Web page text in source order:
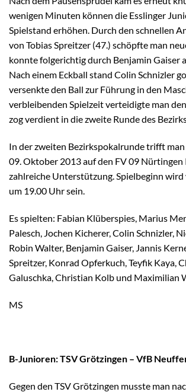
wenigen Minuten können die Esslinger
Spielstand erhöhen. Durch den schnellen
von Tobias Spreitzer (47.) schöpfte man
konnte folgerichtig durch Benjamin Gaiser
Nach einem Eckball stand Colin Schnizler
versenkte den Ball zur Führung in den
verbleibenden Spielzeit verteidigte man
zog verdient in die zweite Runde des
In der zweiten Bezirkspokalrunde trifft
09. Oktober 2013 auf den FV 09
zahlreiche Unterstützung. Spielbeginn
um 19.00 Uhr sein.
Es spielten: Fabian Klüberspies, Marius
Palesch, Jochen Kicherer, Colin Schnizler,
Robin Walter, Benjamin Gaiser, Jannis
Spreitzer, Konrad Opferkuch, Teyfik Kaya,
Galuschka, Christian Kolb und Maximilian
MS
B-Junioren: TSV Grötzingen – VfB
Gegen den TSV Grötzingen musste man